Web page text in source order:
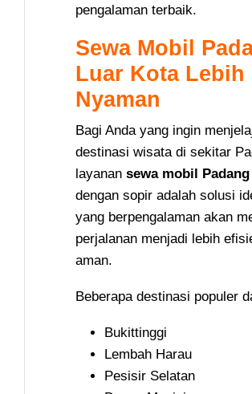
pengalaman terbaik.
Sewa Mobil
Luar Kota Lebih
Nyaman
Bagi Anda yang ingin
destinasi wisata di sekitar
layanan sewa mobil
dengan sopir adalah solusi
yang berpengalaman akan
perjalanan menjadi lebih
aman.
Beberapa destinasi populer
Bukittinggi
Lembah Harau
Pesisir Selatan